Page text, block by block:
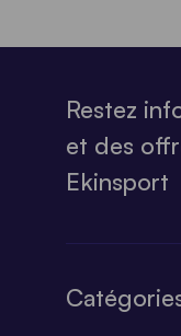
Restez
et des
Ekinsport